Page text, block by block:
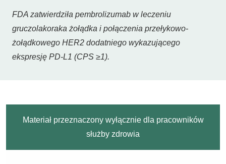
FDA zatwierdziła pembrolizumab w leczeniu
gruczolakoraka żołądka i połączenia przełykowo-
żołądkowego HER2 dodatniego wykazującego
ekspresję PD-L1 (CPS ≥1).
Materiał przeznaczony wyłącznie dla pracowników
służby zdrowia